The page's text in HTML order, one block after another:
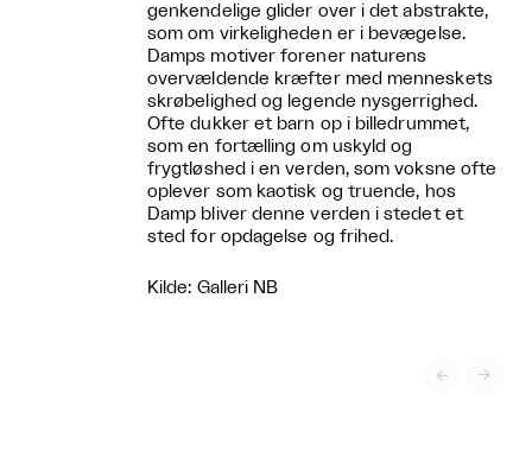
genkendelige glider over i det abstrakte,
som om virkeligheden er i bevægelse.
Damps motiver forener naturens
overvældende kræfter med menneskets
skrøbelighed og legende nysgerrighed.
Ofte dukker et barn op i billedrummet,
som en fortælling om uskyld og
frygtløshed i en verden, som voksne ofte
oplever som kaotisk og truende, hos
Damp bliver denne verden i stedet et
sted for opdagelse og frihed.
Kilde: Galleri NB
 